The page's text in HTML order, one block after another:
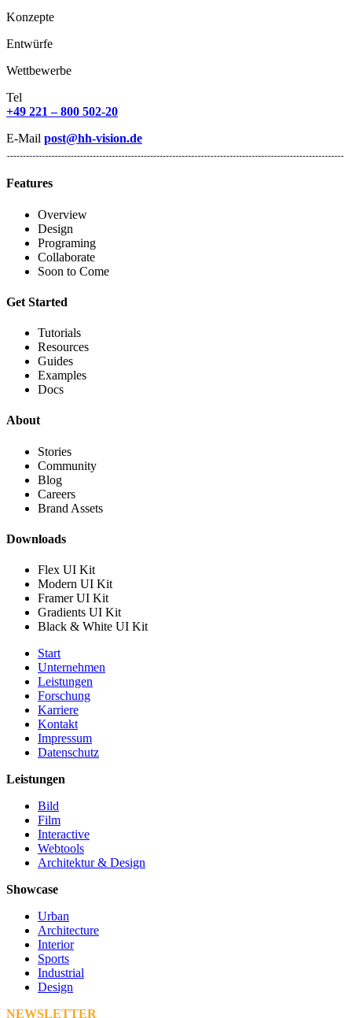
Konzepte
Entwürfe
Wettbewerbe
Tel
+49 221 – 800 502-20
E-Mail post@hh-vision.de
Features
Overview
Design
Programing
Collaborate
Soon to Come
Get Started
Tutorials
Resources
Guides
Examples
Docs
About
Stories
Community
Blog
Careers
Brand Assets
Downloads
Flex UI Kit
Modern UI Kit
Framer UI Kit
Gradients UI Kit
Black & White UI Kit
Start
Unternehmen
Leistungen
Forschung
Karriere
Kontakt
Impressum
Datenschutz
Leistungen
Bild
Film
Interactive
Webtools
Architektur & Design
Showcase
Urban
Architecture
Interior
Sports
Industrial
Design
NEWSLETTER